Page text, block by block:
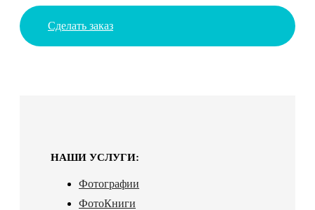
Сделать заказ
НАШИ УСЛУГИ:
Фотографии
ФотоКниги